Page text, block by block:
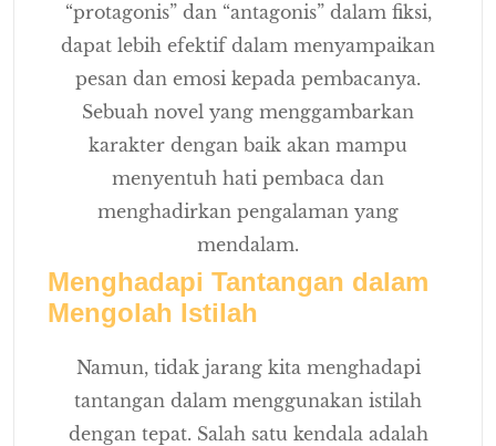
“protagonis” dan “antagonis” dalam fiksi,
dapat lebih efektif dalam menyampaikan
pesan dan emosi kepada pembacanya.
Sebuah novel yang menggambarkan
karakter dengan baik akan mampu
menyentuh hati pembaca dan
menghadirkan pengalaman yang
mendalam.
Menghadapi Tantangan dalam
Mengolah Istilah
Namun, tidak jarang kita menghadapi
tantangan dalam menggunakan istilah
dengan tepat. Salah satu kendala adalah